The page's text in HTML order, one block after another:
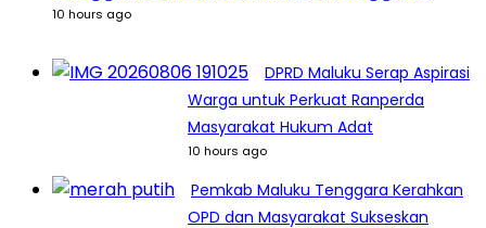
10 hours ago
DPRD Maluku Serap Aspirasi
Warga untuk Perkuat Ranperda
Masyarakat Hukum Adat
10 hours ago
Pemkab Maluku Tenggara Kerahkan
OPD dan Masyarakat Sukseskan